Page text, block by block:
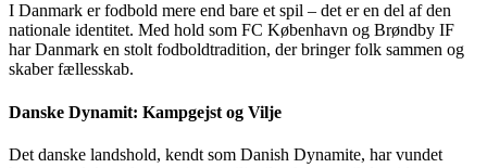
I Danmark er fodbold mere end bare et spil – det er en del af den
nationale identitet. Med hold som FC København og Brøndby IF
har Danmark en stolt fodboldtradition, der bringer folk sammen og
skaber fællesskab.
Danske Dynamit: Kampgejst og Vilje
Det danske landshold, kendt som Danish Dynamite, har vundet